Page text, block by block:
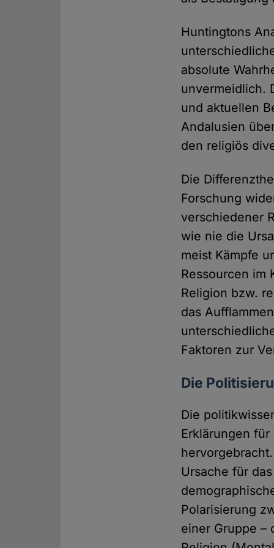
Huntingtons
absolute
unvermeidlich.
und aktuellen
Andalusien
den religiös
Die
Forschung
verschiedener
wie nie die
meist Kämpfe
Ressourcen im
Religion bzw.
das
Faktoren zur
Die
Die
Erklärungen
Ursache für
Polarisierung
einer Gruppe –